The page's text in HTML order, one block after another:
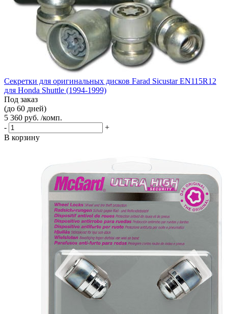
Секретки для оригинальных дисков Farad Sicustar EN115R12
для Honda Shuttle (1994-1999)
Под заказ
(до 60 дней)
5 360 руб. /комп.
-
+
В корзину